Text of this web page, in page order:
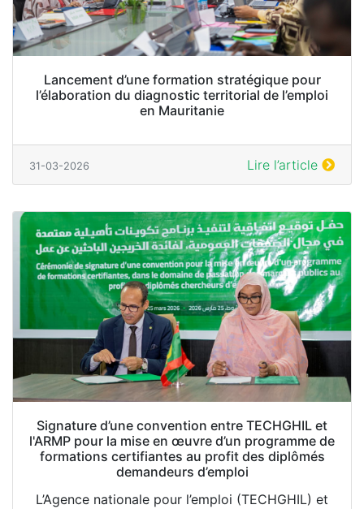
Lancement d’une formation stratégique pour
l’élaboration du diagnostic territorial de l’emploi
en Mauritanie
31-03-2026 Lire l’article
Signature d’une convention entre TECHGHIL et
l'ARMP pour la mise en œuvre d’un programme de
formations certifiantes au profit des diplômés
demandeurs d’emploi
L’Agence nationale pour l’emploi (TECHGHIL) et